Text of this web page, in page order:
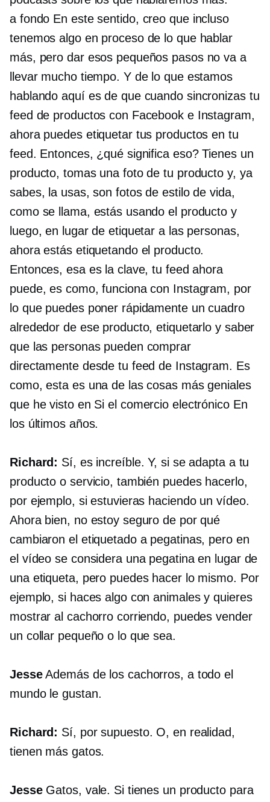
a fondo En este sentido, creo que incluso
tenemos algo en proceso de lo que hablar
más, pero dar esos pequeños pasos no va a
llevar mucho tiempo. Y de lo que estamos
hablando aquí es de que cuando sincronizas tu
feed de productos con Facebook e Instagram,
ahora puedes etiquetar tus productos en tu
feed. Entonces, ¿qué significa eso? Tienes un
producto, tomas una foto de tu producto y, ya
sabes, la usas, son fotos de estilo de vida,
como se llama, estás usando el producto y
luego, en lugar de etiquetar a las personas,
ahora estás etiquetando el producto.
Entonces, esa es la clave, tu feed ahora
puede, es como, funciona con Instagram, por
lo que puedes poner rápidamente un cuadro
alrededor de ese producto, etiquetarlo y saber
que las personas pueden comprar
directamente desde tu feed de Instagram. Es
como, esta es una de las cosas más geniales
que he visto en Si el comercio electrónicoEn
los últimos años.
Richard: Sí, es increíble. Y, si se adapta a tu
producto o servicio, también puedes hacerlo,
por ejemplo, si estuvieras haciendo un vídeo.
Ahora bien, no estoy seguro de por qué
cambiaron el etiquetado a pegatinas, pero en
el vídeo se considera una pegatina en lugar de
una etiqueta, pero puedes hacer lo mismo. Por
ejemplo, si haces algo con animales y quieres
mostrar al cachorro corriendo, puedes vender
un collar pequeño o lo que sea.
JesseAdemás de los cachorros, a todo el
mundo le gustan.
Richard: Sí, por supuesto. O, en realidad,
tienen más gatos.
JesseGatos, vale. Si tienes un producto para